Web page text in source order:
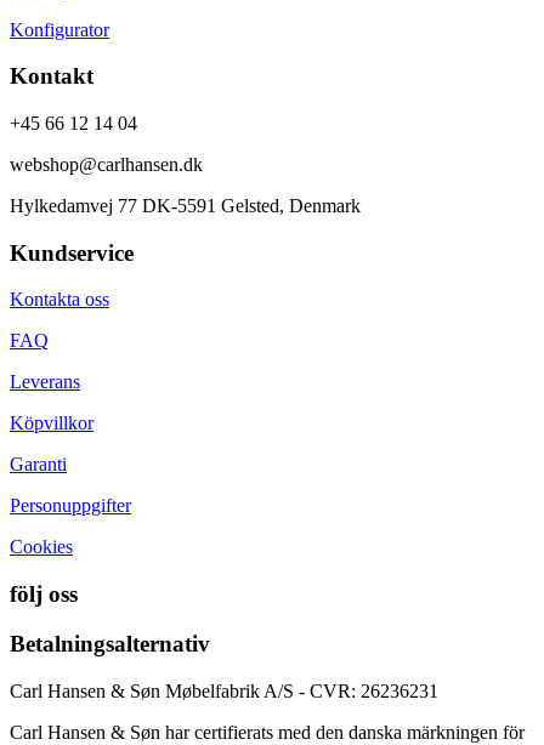
Konfigurator
Kontakt
+45 66 12 14 04
webshop@carlhansen.dk
Hylkedamvej 77 DK-5591 Gelsted, Denmark
Kundservice
Kontakta oss
FAQ
Leverans
Köpvillkor
Garanti
Personuppgifter
Cookies
följ oss
Betalningsalternativ
Carl Hansen & Søn Møbelfabrik A/S - CVR: 26236231
Carl Hansen & Søn har certifierats med den danska märkningen för